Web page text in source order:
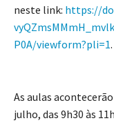
neste link: https://
P0A/viewform?pli=1.
As aulas
julho, das 9h30 às